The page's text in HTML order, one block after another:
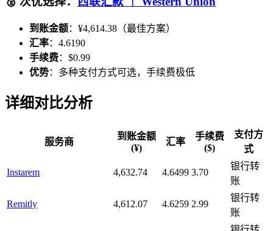
到账金额：¥4,614.38（最佳方案）
汇率：4.6190
手续费：$0.99
优势：多种支付方式可选，手续费极低
详细对比分析
服务商
到账金额
(¥)
汇率
手续费
($)
支付方
式
Instarem 4,632.74 4.6499 3.70
银行转
账
Remitly 4,612.07 4.6259 2.99
银行转
账